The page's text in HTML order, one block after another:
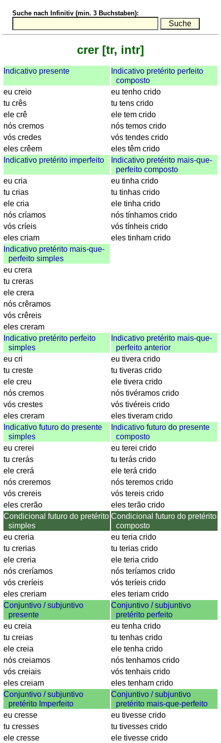
-
Städte
Sonnenuntergang
Sprachen
Deutsch
Englisch
Französisch
Italienisch
Lateinisch
Niederländisch
Portugiesisch
Rumänisch
Spanisch
Nützliches
Umrechner
Autokennzeichen
Sonnenstand
Fahrradtouren
Reisewortschatz
SPIELE
Geografie
Küstenquiz
Geografiequiz
Länderquiz
Flüsse-
und
Städtequiz
Flaggen-,
Wappen-
und
Münzenquiz
Städte-
und
Länderquiz
weitere
Spiele
Gehirntraining
Rechentrainer
Puzzle
Quiz
Suchbild
Tierquiz
Suche nach Infinitiv (min. 3 Buchstaben):
crer [tr, intr]
Indicativo presente
Indicativo pretérito perfeito
composto
eu creio
eu tenho crido
tu crês
tu tens crido
ele crê
ele tem crido
nós cremos
nós temos crido
vós credes
vós tendes crido
eles crêem
eles têm crido
Indicativo pretérito imperfeito
Indicativo pretérito mais-que-
perfeito composto
eu cria
eu tinha crido
tu crias
tu tinhas crido
ele cria
ele tinha crido
nós críamos
nós tínhamos crido
vós críeis
vós tínheis crido
eles criam
eles tinham crido
Indicativo pretérito mais-que-
perfeito simples
eu crera
tu creras
ele crera
nós crêramos
vós crêreis
eles creram
Indicativo pretérito perfeito
simples
Indicativo pretérito mais-que-
perfeito anterior
eu cri
eu tivera crido
tu creste
tu tiveras crido
ele creu
ele tivera crido
nós cremos
nós tivéramos crido
vós crestes
vós tivéreis crido
eles creram
eles tiveram crido
Indicativo futuro do presente
simples
Indicativo futuro do presente
composto
eu crerei
eu terei crido
tu crerás
tu terás crido
ele crerá
ele terá crido
nós creremos
nós teremos crido
vós crereis
vós tereis crido
eles crerão
eles terão crido
Condicional futuro do pretérito
simples
Condicional futuro do pretérito
composto
eu creria
eu teria crido
tu crerias
tu terias crido
ele creria
ele teria crido
nós creríamos
nós teríamos crido
vós creríeis
vós teríeis crido
eles creriam
eles teriam crido
Conjuntivo / subjuntivo
presente
Conjuntivo / subjuntivo
pretérito perfeito
eu creia
eu tenha crido
tu creias
tu tenhas crido
ele creia
ele tenha crido
nós creiamos
nós tenhamos crido
vós creiais
vós tenhais crido
eles creiam
eles tenham crido
Conjuntivo / subjuntivo
pretérito Imperfeito
Conjuntivo / subjuntivo
pretérito mais-que-perfeito
eu cresse
eu tivesse crido
tu cresses
tu tivesses crido
ele cresse
ele tivesse crido